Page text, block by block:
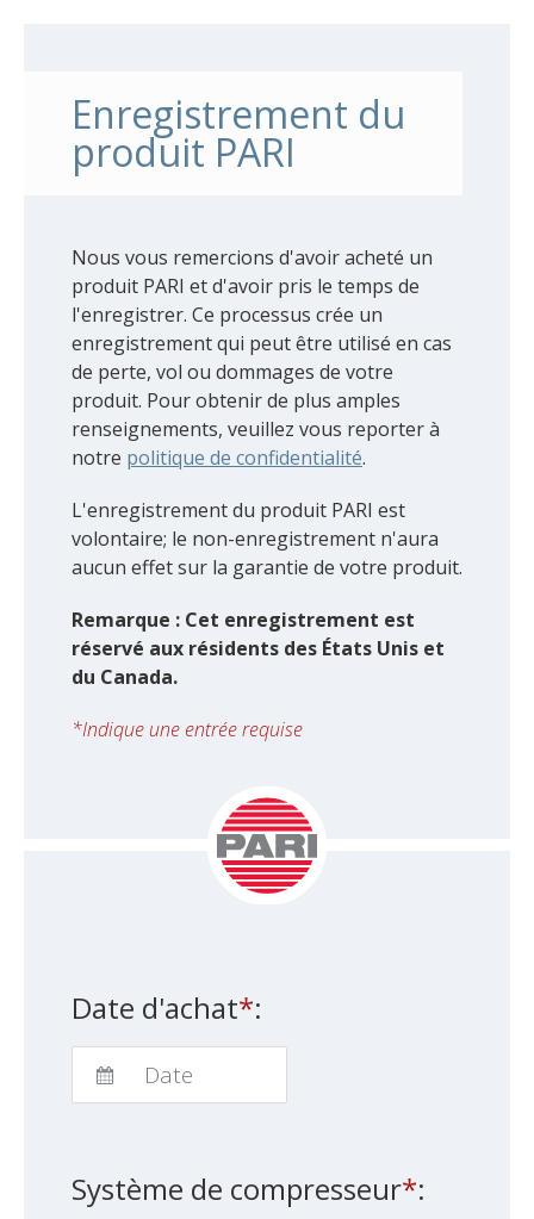
Enregistrement du
produit PARI
Nous vous remercions d'avoir acheté un
produit PARI et d'avoir pris le temps de
l'enregistrer. Ce processus crée un
enregistrement qui peut être utilisé en cas
de perte, vol ou dommages de votre
produit. Pour obtenir de plus amples
renseignements, veuillez vous reporter à
notre politique de confidentialité.
L'enregistrement du produit PARI est
volontaire; le non-enregistrement n'aura
aucun effet sur la garantie de votre produit.
Remarque : Cet enregistrement est
réservé aux résidents des États Unis et
du Canada.
*Indique une entrée requise
Date d'achat*:
to
interact
Système de compresseur*: